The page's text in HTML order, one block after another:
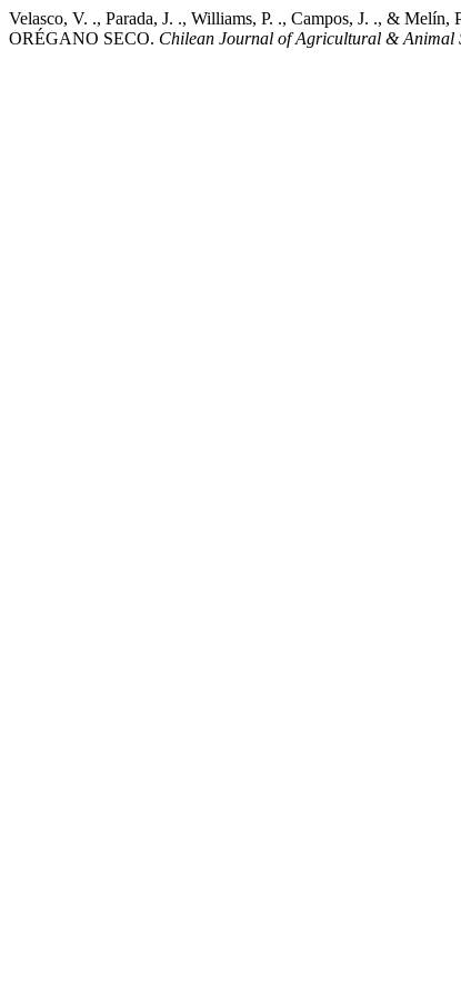
Velasco, V. ., Parada, J. ., Williams, P. ., Campos, J. ., &
ORÉGANO SECO. Chilean Journal of Agricultural & Animal